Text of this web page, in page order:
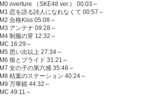
M0 overture （SKE48 ver.） 00:03～
M1 恋を語る詩人になれなくて 00:57～
M2 合格Kiss 05:08～
M3 アンテナ 09:28～
M4 制服の芽 12:32～
MC 16:29～
M5 思い出以上 27:34～
M6 狼とプライド 31:21～
M7 女の子の第六感 35:48～
M8 枯葉のステーション 40:24～
M9 万華鏡 44:32～
MC 49:11～